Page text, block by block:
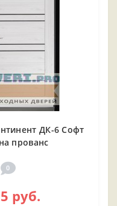
ДК-6 Софт
прованс
0
руб.